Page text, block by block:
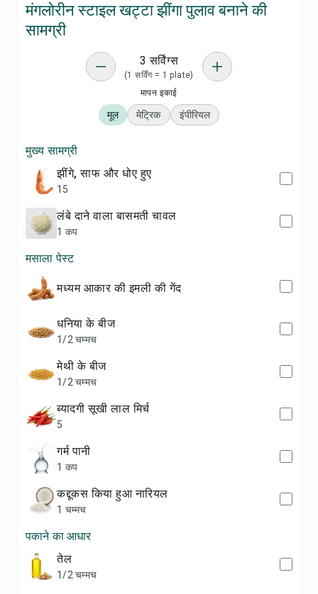
मंगलोरीन स्टाइल खट्टा झींगा पुलाव बनाने की
सामग्री
3 सर्विंग्स
(1 सर्विंग = 1 plate)
मापन इकाई
मूल मेट्रिक इंपीरियल
मुख्य सामग्री
झींगे, साफ और धोए हुए
15
लंबे दाने वाला बासमती चावल
1 कप
मसाला पेस्ट
मध्यम आकार की इमली की गेंद
धनिया के बीज
1/2 चम्मच
मेथी के बीज
1/2 चम्मच
ब्यादगी सूखी लाल मिर्च
5
गर्म पानी
1 कप
कद्दूकस किया हुआ नारियल
1 चम्मच
पकाने का आधार
तेल
1/2 चम्मच